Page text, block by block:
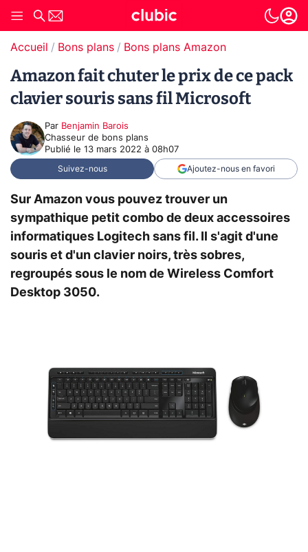
Accueil Bons plans Bons plans Amazon
Amazon fait chuter le prix de ce pack
clavier souris sans fil Microsoft
Par Benjamin Barois
Chasseur de bons plans
Publié le 13 mars 2022 à 08h07
Suivez-nous Ajoutez-nous en favori
Sur Amazon vous pouvez trouver un
sympathique petit combo de deux accessoires
informatiques Logitech sans fil. Il s'agit d'une
souris et d'un clavier noirs, très sobres,
regroupés sous le nom de Wireless Comfort
Desktop 3050.